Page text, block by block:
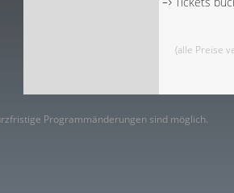
(alle Preise
Programmänderungen sind möglich.